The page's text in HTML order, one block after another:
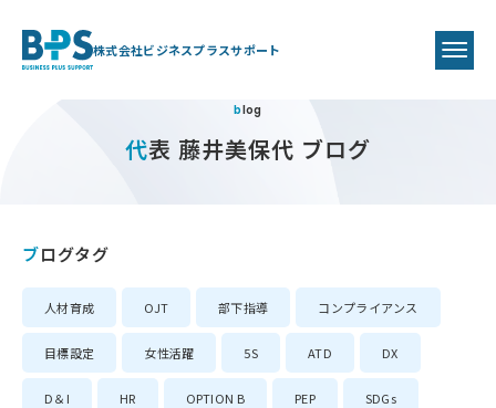
株式会社ビジネスプラスサポート
blog
代表 藤井美保代 ブログ
ブログタグ
人材育成 OJT 部下指導 コンプライアンス
目標設定 女性活躍 5S ATD DX
D＆I HR OPTION B PEP SDGs